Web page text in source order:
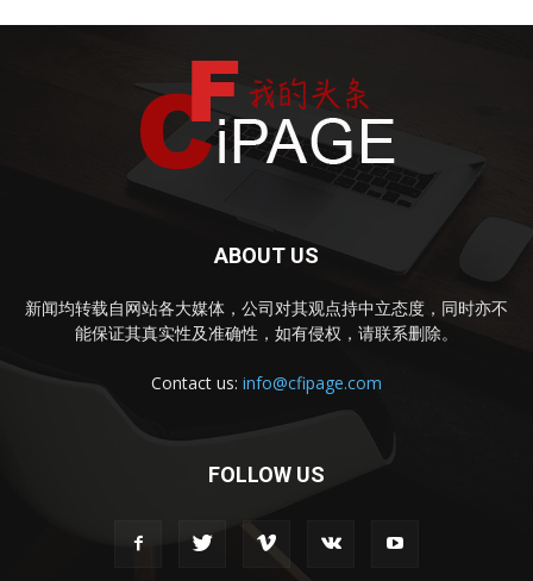
ABOUT US
新闻均转载自网站各大媒体，公司对其观点持中立态度，同时亦不
能保证其真实性及准确性，如有侵权，请联系删除。
Contact us: info@cfipage.com
FOLLOW US